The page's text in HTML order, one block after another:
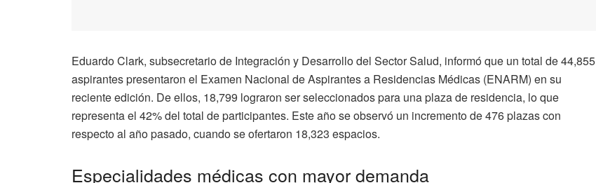
Eduardo Clark, subsecretario de Integración y Desarrollo del Sector Salud, informó que un total de 44,855
aspirantes presentaron el Examen Nacional de Aspirantes a Residencias Médicas (ENARM) en su
reciente edición. De ellos, 18,799 lograron ser seleccionados para una plaza de residencia, lo que
representa el 42% del total de participantes. Este año se observó un incremento de 476 plazas con
respecto al año pasado, cuando se ofertaron 18,323 espacios.
Especialidades médicas con mayor demanda